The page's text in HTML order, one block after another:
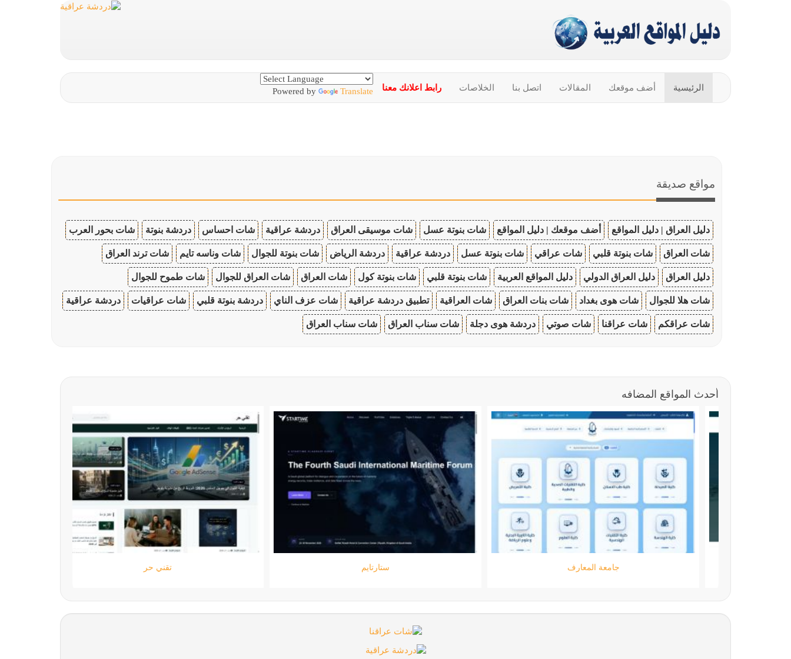
الرئيسية أضف موقعك المقالات اتصل بنا الخلاصات رابط اعلانك معنا Powered by Translate
مواقع صديقة
دليل العراق | دليل المواقع أضف موقعك | دليل المواقع شات بنوتة عسل شات موسيقى العراق دردشة عراقية شات احساس دردشة بنوتة شات بحور العرب
شات العراق شات بنوتة قلبي شات عراقي شات بنوتة عسل دردشة عراقية دردشة الرياض شات بنوتة للجوال شات وناسه تايم شات ترند العراق
دليل العراق دليل العراق الدولي دليل المواقع العربية شات بنوتة قلبي شات بنوتة كول شات العراق شات العراق للجوال شات طموح للجوال
شات هلا للجوال شات هوى بغداد شات بنات العراق شات العراقية تطبيق دردشة عراقية شات عزف الناي دردشة بنوتة قلبي شات عراقيات دردشة عراقية
شات عراقكم شات عراقنا شات صوتي دردشة هوى دجلة شات سناب العراق شات سناب العراق
أحدث المواقع المضافه
ستارتايم جامعة المعارف مؤسسة كود الحضارة